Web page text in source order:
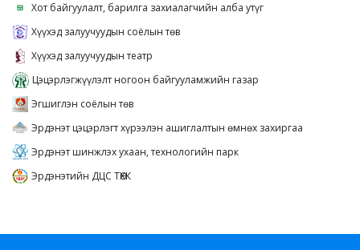
Хот байгуулалт, барилга захиалагчийн алба утүг
Хүүхэд залуучуудын соёлын төв
Хүүхэд залуучуудын театр
Цэцэрлэгжүүлэлт ногоон байгууламжийн газар
Эгшиглэн соёлын төв
Эрдэнэт цэцэрлэгт хүрээлэн ашиглалтын өмнөх захиргаа
Эрдэнэт шинжлэх ухаан, технологийн парк
Эрдэнэтийн ДЦС ТӨХК